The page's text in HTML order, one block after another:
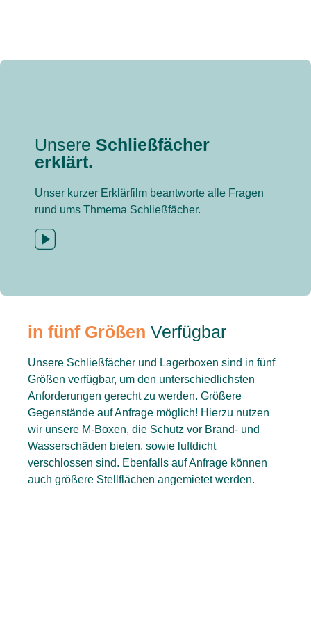
Unsere Schließfächer
erklärt.
Unser kurzer Erklärfilm beantworte alle Fragen
rund ums Thmema Schließfächer.
in fünf Größen Verfügbar
Unsere Schließfächer und Lagerboxen sind in fünf
Größen verfügbar, um den unterschiedlichsten
Anforderungen gerecht zu werden. Größere
Gegenstände auf Anfrage möglich! Hierzu nutzen
wir unsere M-Boxen, die Schutz vor Brand- und
Wasserschäden bieten, sowie luftdicht
verschlossen sind. Ebenfalls auf Anfrage können
auch größere Stellflächen angemietet werden.